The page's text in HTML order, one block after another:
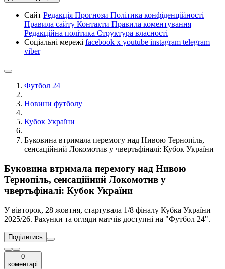
Сайт Редакція Прогнози Політика конфіденційності
Правила сайту Контакти Правила коментування
Редакційна політика Структура власності
Соціальні мережі facebook x youtube instagram telegram
viber
Футбол 24
Новини футболу
Кубок України
Буковина втримала перемогу над Нивою Тернопіль,
сенсаційний Локомотив у чвертьфіналі: Кубок України
Буковина втримала перемогу над Нивою
Тернопіль, сенсаційний Локомотив у
чвертьфіналі: Кубок України
У вівторок, 28 жовтня, стартувала 1/8 фіналу Кубка України
2025/26. Рахунки та огляди матчів доступні на "Футбол 24".
Поділитись
0
коментарі